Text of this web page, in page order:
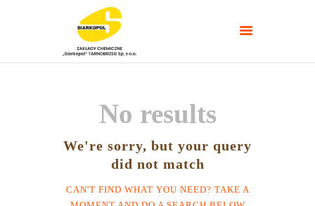
NAWOZY ROLNICZE
TARGI/POLETKA
DOŚWIADCZALNE
PORADNIKI
No results
We're sorry, but your query
did not match
CAN'T FIND WHAT YOU NEED? TAKE A